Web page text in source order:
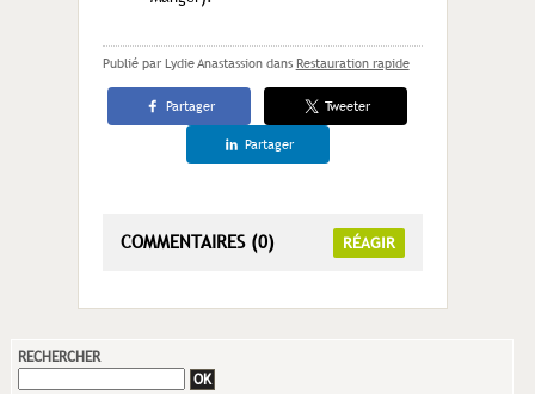
Publié par Lydie Anastassion dans Restauration rapide
Partager Tweeter
Partager
COMMENTAIRES (0) RÉAGIR
RECHERCHER